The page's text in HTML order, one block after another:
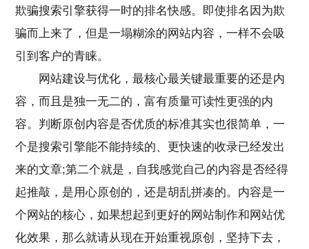
欺骗搜索引擎获得一时的排名快感。即使排名因为欺
骗而上来了，但是一塌糊涂的网站内容，一样不会吸
引到客户的青睐。
网站建设与优化，最核心最关键最重要的还是内
容，而且是独一无二的，富有质量可读性更强的内
容。判断原创内容是否优质的标准其实也很简单，一
个是搜索引擎能不能持续的、更快速的收录已经发出
来的文章;第二个就是，自我感觉自己的内容是否经得
起推敲，是用心原创的，还是胡乱拼凑的。内容是一
个网站的核心，如果想起到更好的网站制作和网站优
化效果，那么就请从现在开始重视原创，坚持下去，